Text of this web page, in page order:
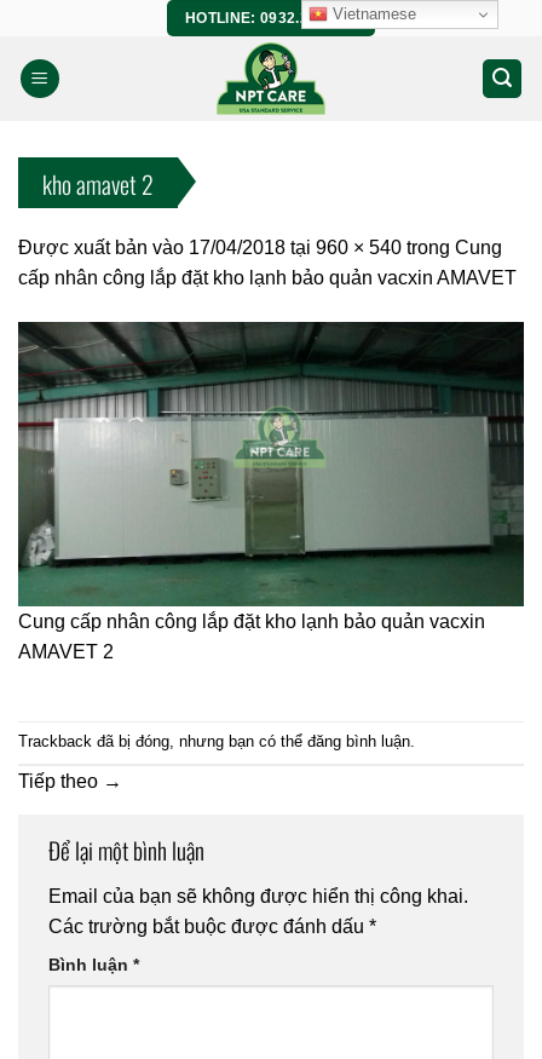
nội
dung
HOTLINE: 0932.266.458
kho amavet 2
Được xuất bản vào 17/04/2018 tại 960 × 540 trong Cung
cấp nhân công lắp đặt kho lạnh bảo quản vacxin AMAVET
Cung cấp nhân công lắp đặt kho lạnh bảo quản vacxin
AMAVET 2
Trackback đã bị đóng, nhưng bạn có thể đăng bình luận.
Tiếp theo →
Để lại một bình luận
Email của bạn sẽ không được hiển thị công khai.
Các trường bắt buộc được đánh dấu *
Bình luận *
Vietnamese